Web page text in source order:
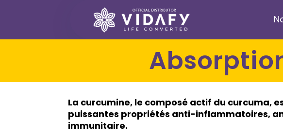
La curcumine, le composé actif du curcuma,
puissantes propriétés anti-inflammatoires,
immunitaire.